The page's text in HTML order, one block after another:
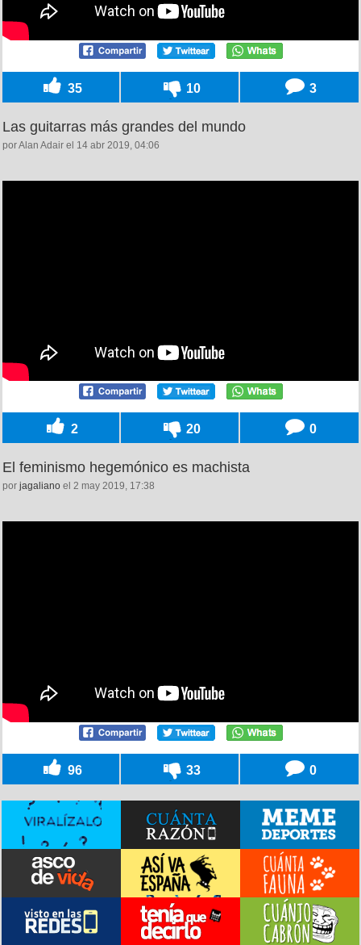
35 10 3
Las guitarras más grandes del mundo
por Alan Adair el 14 abr 2019, 04:06
2 20 0
El feminismo hegemónico es machista
por jagaliano el 2 may 2019, 17:38
96 33 0